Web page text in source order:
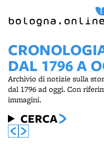
bologna.online
DAL 1796 A
Archivio di notizie sulla
dal 1796 ad oggi. Con
immagini.
CERCA